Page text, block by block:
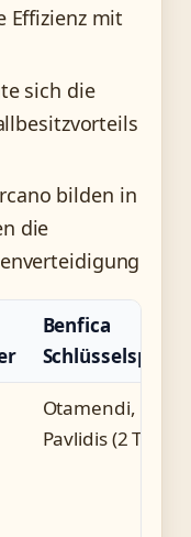
Effizienz mit
sich die
bilden in
die
Benfica
Schlüsselspieler
Otamendi,
Pavlidis (2 Tore)